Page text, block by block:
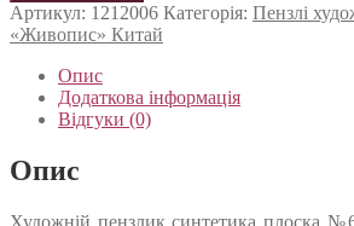
Артикул: 1212006 Категорія: Пензлі
«Живопис» Китай
Опис
Додаткова інформація
Відгуки (0)
Опис
Художній пензлик синтетика плоска